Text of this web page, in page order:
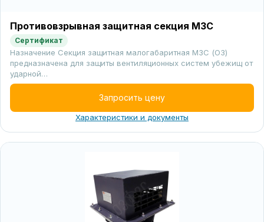
Противовзрывная защитная секция МЗС
Сертификат
Назначение Секция защитная малогабаритная МЗС (ОЗ)
предназначена для защиты вентиляционных систем убежищ от
ударной…
Запросить цену
Характеристики и документы